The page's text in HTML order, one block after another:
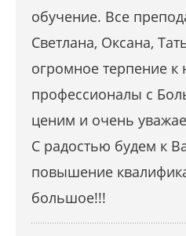
обучение. Все
Светлана, Оксана,
огромное терпение к
профессионалы с
ценим и очень
С радостью будем к
повышение
большое!!!